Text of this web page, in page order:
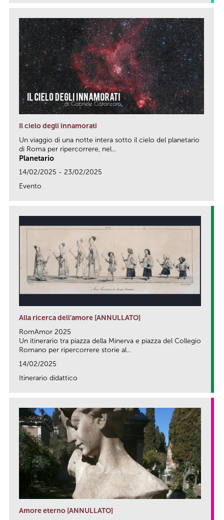
Il cielo degli innamorati
Un viaggio di una notte intera sotto il cielo del planetario
di Roma per ripercorrere, nel...
Planetario
14/02/2025 - 23/02/2025
Evento
Alla ricerca dell’amore [ANNULLATO]
RomAmor 2025
Un itinerario tra piazza della Minerva e piazza del Collegio
Romano per ripercorrere storie al...
14/02/2025
Itinerario didattico
Amore eterno [ANNULLATO]